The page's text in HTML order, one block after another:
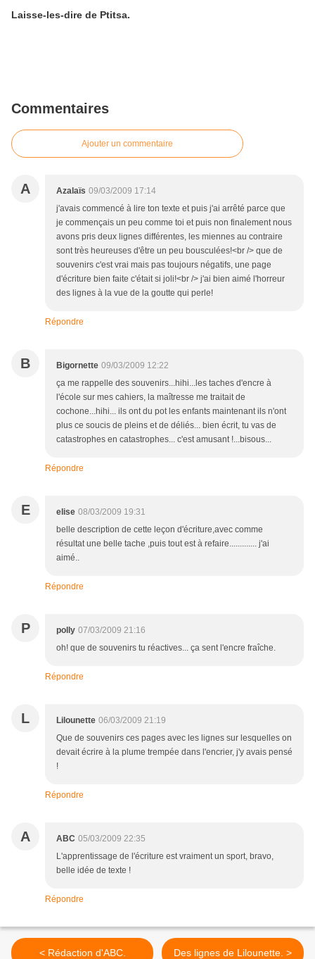
Laisse-les-dire de Ptitsa.
Commentaires
Ajouter un commentaire
A Azalaïs 09/03/2009 17:14
j'avais commencé à lire ton texte et puis j'ai arrêté parce que
je commençais un peu comme toi et puis non finalement nous
avons pris deux lignes différentes, les miennes au contraire
sont très heureuses d'être un peu bousculées!<br /> que de
souvenirs c'est vrai mais pas toujours négatifs, une page
d'écriture bien faite c'était si joli!<br /> j'ai bien aimé l'horreur
des lignes à la vue de la goutte qui perle!
Répondre
B Bigornette 09/03/2009 12:22
ça me rappelle des souvenirs...hihi...les taches d'encre à
l'école sur mes cahiers, la maîtresse me traitait de
cochone...hihi... ils ont du pot les enfants maintenant ils n'ont
plus ce soucis de pleins et de déliés... bien écrit, tu vas de
catastrophes en catastrophes... c'est amusant !...bisous...
Répondre
E elise 08/03/2009 19:31
belle description de cette leçon d'écriture,avec comme
résultat une belle tache ,puis tout est à refaire............. j'ai
aimé..
Répondre
P polly 07/03/2009 21:16
oh! que de souvenirs tu réactives... ça sent l'encre fraîche.
Répondre
L Lilounette 06/03/2009 21:19
Que de souvenirs ces pages avec les lignes sur lesquelles on
devait écrire à la plume trempée dans l'encrier, j'y avais pensé
!
Répondre
A ABC 05/03/2009 22:35
L'apprentissage de l'écriture est vraiment un sport, bravo,
belle idée de texte !
Répondre
< Rédaction d'ABC. Des lignes de Lilounette. >